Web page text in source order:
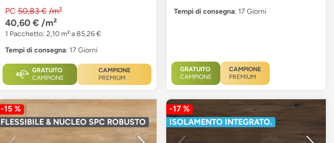
PC 50,83 € /m²
40,60 € /m²
1 Pacchetto: 2,10 m² a 85,26 €
Tempi di consegna: 17 Giorni
GRATUITO
CAMPIONE
CAMPIONE
PREMIUM
Tempi di consegna: 17 Giorni
GRATUITO
CAMPIONE
CAMPIONE
PREMIUM
-15 %
FLESSIBILE & NUCLEO SPC ROBUSTO
-17 %
ISOLAMENTO INTEGRATO.